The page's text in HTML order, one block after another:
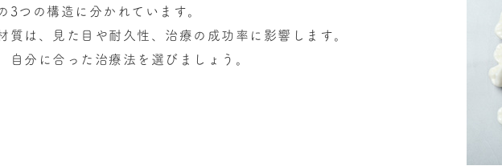
3つの構造に分かれています。
質は、見た目や耐久性、治療の成功率に影響します。
自分に合った治療法を選びましょう。